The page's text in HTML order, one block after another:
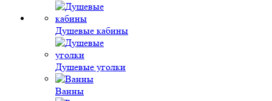
Душевые кабины
Душевые уголки
Ванны